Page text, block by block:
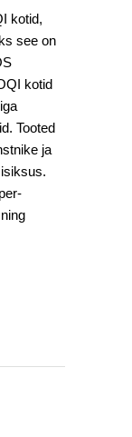
kotid,
see on
kotid
Tooted
ja